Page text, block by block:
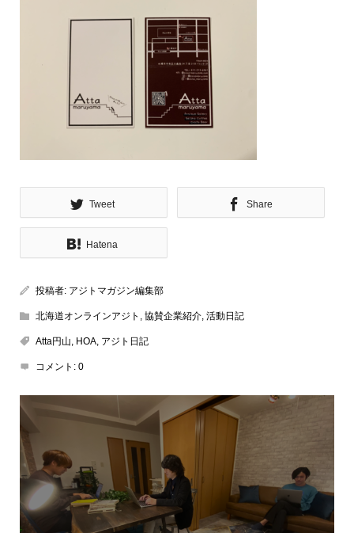
Tweet Share
Hatena
投稿者: アジトマガジン編集部
北海道オンラインアジト , 協賛企業紹介, 活動日記
Atta円山, HOA, アジト日記
コメント: 0